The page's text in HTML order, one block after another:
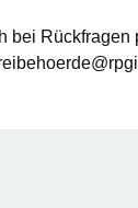
bei